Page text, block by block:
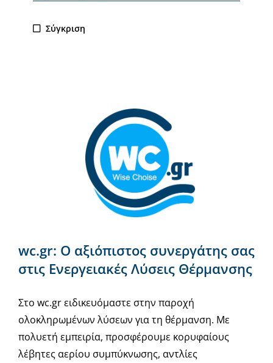
Σύγκριση
wc.gr: Ο αξιόπιστος συνεργάτης σας
στις Ενεργειακές Λύσεις Θέρμανσης
Στο wc.gr ειδικευόμαστε στην παροχή
ολοκληρωμένων λύσεων για τη θέρμανση. Με
πολυετή εμπειρία, προσφέρουμε κορυφαίους
λέβητες αερίου συμπύκνωσης, αντλίες